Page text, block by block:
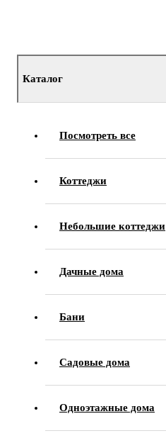
Каталог
Посмотреть все
Коттеджи
Небольшие коттеджи
Дачные дома
Бани
Садовые дома
Одноэтажные дома